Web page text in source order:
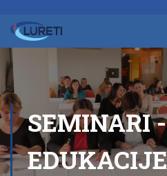
SEMINARI -
EDUKACIJE